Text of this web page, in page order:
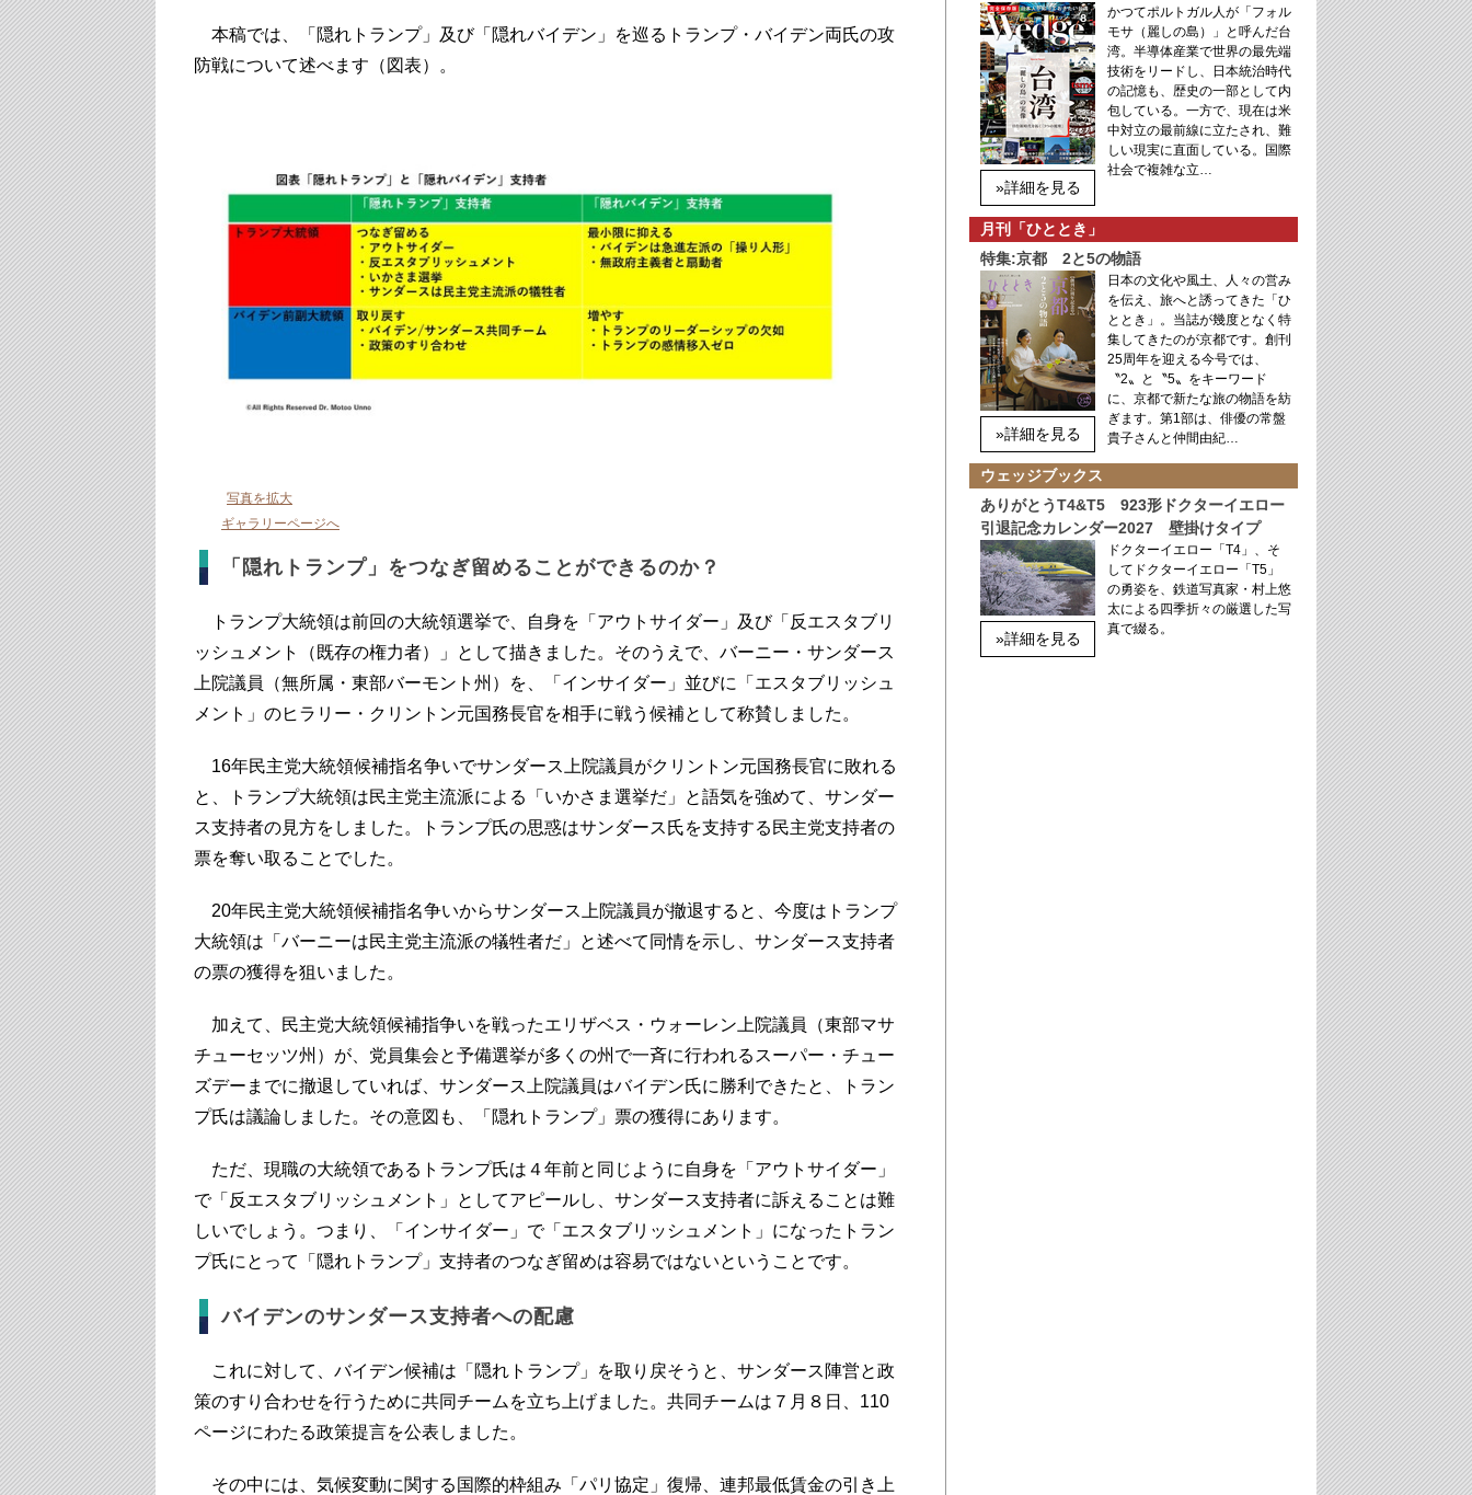
本稿では、「隠れトランプ」及び「隠れバイデン」を巡るトランプ・バイデン両氏の攻
防戦について述べます（図表）。
写真を拡大
ギャラリーページへ
「隠れトランプ」をつなぎ留めることができるのか？
トランプ大統領は前回の大統領選挙で、自身を「アウトサイダー」及び「反エスタブリ
ッシュメント（既存の権力者）」として描きました。そのうえで、バーニー・サンダース
上院議員（無所属・東部バーモント州）を、「インサイダー」並びに「エスタブリッシュ
メント」のヒラリー・クリントン元国務長官を相手に戦う候補として称賛しました。
16年民主党大統領候補指名争いでサンダース上院議員がクリントン元国務長官に敗れる
と、トランプ大統領は民主党主流派による「いかさま選挙だ」と語気を強めて、サンダー
ス支持者の見方をしました。トランプ氏の思惑はサンダース氏を支持する民主党支持者の
票を奪い取ることでした。
20年民主党大統領候補指名争いからサンダース上院議員が撤退すると、今度はトランプ
大統領は「バーニーは民主党主流派の犠牲者だ」と述べて同情を示し、サンダース支持者
の票の獲得を狙いました。
加えて、民主党大統領候補指争いを戦ったエリザベス・ウォーレン上院議員（東部マサ
チューセッツ州）が、党員集会と予備選挙が多くの州で一斉に行われるスーパー・チュー
ズデーまでに撤退していれば、サンダース上院議員はバイデン氏に勝利できたと、トラン
プ氏は議論しました。その意図も、「隠れトランプ」票の獲得にあります。
ただ、現職の大統領であるトランプ氏は４年前と同じように自身を「アウトサイダー」
で「反エスタブリッシュメント」としてアピールし、サンダース支持者に訴えることは難
しいでしょう。つまり、「インサイダー」で「エスタブリッシュメント」になったトラン
プ氏にとって「隠れトランプ」支持者のつなぎ留めは容易ではないということです。
バイデンのサンダース支持者への配慮
これに対して、バイデン候補は「隠れトランプ」を取り戻そうと、サンダース陣営と政
策のすり合わせを行うために共同チームを立ち上げました。共同チームは７月８日、110
ページにわたる政策提言を公表しました。
その中には、気候変動に関する国際的枠組み「パリ協定」復帰、連邦最低賃金の引き上
»詳細を見る
かつてポルトガル人が「フォル
モサ（麗しの島）」と呼んだ台
湾。半導体産業で世界の最先端
技術をリードし、日本統治時代
の記憶も、歴史の一部として内
包している。一方で、現在は米
中対立の最前線に立たされ、難
しい現実に直面している。国際
社会で複雑な立…
月刊「ひととき」
特集:京都 2と5の物語
»詳細を見る
日本の文化や風土、人々の営み
を伝え、旅へと誘ってきた「ひ
ととき」。当誌が幾度となく特
集してきたのが京都です。創刊
25周年を迎える今号では、
〝2〟と〝5〟をキーワード
に、京都で新たな旅の物語を紡
ぎます。第1部は、俳優の常盤
貴子さんと仲間由紀…
ウェッジブックス
ありがとうT4&T5 923形ドクターイエロー
引退記念カレンダー2027 壁掛けタイプ
»詳細を見る
ドクターイエロー「T4」、そ
してドクターイエロー「T5」
の勇姿を、鉄道写真家・村上悠
太による四季折々の厳選した写
真で綴る。